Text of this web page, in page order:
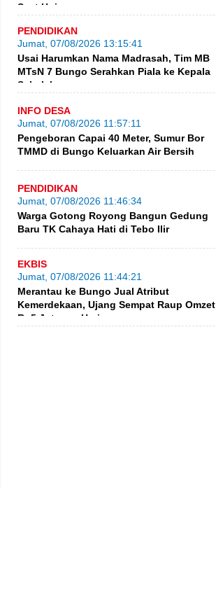
Saat Hujan
PENDIDIKAN
Jumat, 07/08/2026 13:15:41
Usai Harumkan Nama Madrasah, Tim MB
MTsN 7 Bungo Serahkan Piala ke Kepala
Sekolah
INFO DESA
Jumat, 07/08/2026 11:57:11
Pengeboran Capai 40 Meter, Sumur Bor
TMMD di Bungo Keluarkan Air Bersih
PENDIDIKAN
Jumat, 07/08/2026 11:46:34
Warga Gotong Royong Bangun Gedung
Baru TK Cahaya Hati di Tebo Ilir
EKBIS
Jumat, 07/08/2026 11:44:21
Merantau ke Bungo Jual Atribut
Kemerdekaan, Ujang Sempat Raup Omzet
Rp5 Juta per Hari